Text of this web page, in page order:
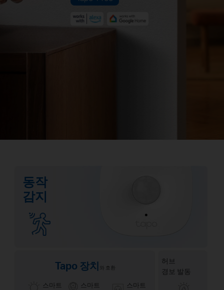
동작
감지
Tapo 장치 와 호환
스마트
스마트
스마트
허브
경보 발동